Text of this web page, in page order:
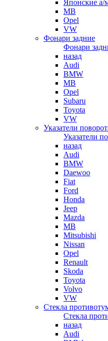
Японские а/
MB
Opel
VW
Фонари задние
Фонари
назад
Audi
BMW
MB
Opel
Subaru
Toyota
VW
Указатели
Указатели
назад
Audi
BMW
Daewoo
Fiat
Ford
Honda
Jeep
Mazda
MB
Mitsubishi
Nissan
Opel
Renault
Skoda
Toyota
Volvo
VW
Стекла
Стекла
назад
Audi